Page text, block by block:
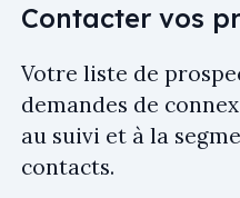
Contacter vos
Votre liste de
demandes de
au suivi et à la
contacts.